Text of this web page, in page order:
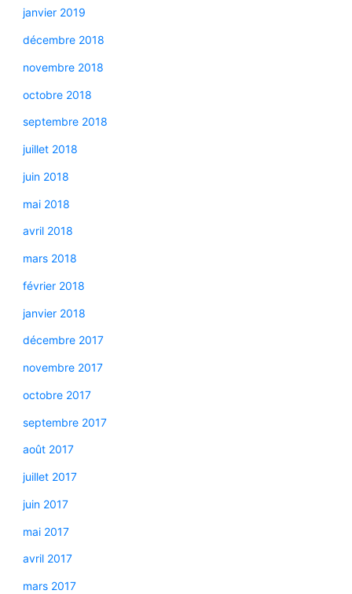
janvier 2019
décembre 2018
novembre 2018
octobre 2018
septembre 2018
juillet 2018
juin 2018
mai 2018
avril 2018
mars 2018
février 2018
janvier 2018
décembre 2017
novembre 2017
octobre 2017
septembre 2017
août 2017
juillet 2017
juin 2017
mai 2017
avril 2017
mars 2017